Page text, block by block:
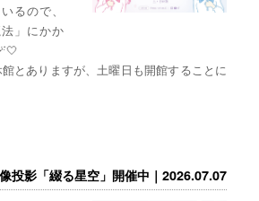
るので、
」にかか
とありますが、土曜日も開館することに
投影「綴る星空」開催中｜2026.07.07